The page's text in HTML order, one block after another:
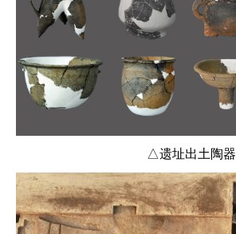
△遗址出土陶器